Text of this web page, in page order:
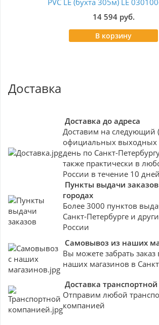
PVC LE (бухта 305м) LE
14 594 руб.
В корзину
Доставка
Доставка до адреса
Доставим на следующий
официальных выходных
день по Санкт-
также практически в
России в течение 10 дней
Пункты выдачи
городах
Более 3000 пунктов
Санкт-Петербурге и
России
Самовывоз из наших
Вы можете забрать
наших магазинов в
Доставка
Отправим любой
компанией